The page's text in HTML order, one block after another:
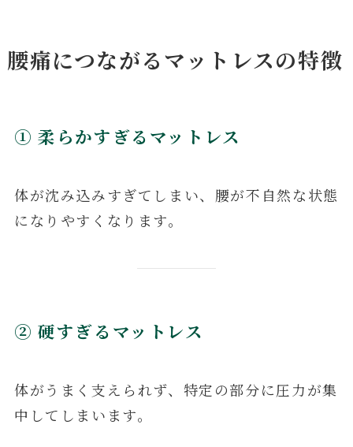
腰痛につながるマットレスの特徴
① 柔らかすぎるマットレス
体が沈み込みすぎてしまい、腰が不自然な状態
になりやすくなります。
② 硬すぎるマットレス
体がうまく支えられず、特定の部分に圧力が集
中してしまいます。